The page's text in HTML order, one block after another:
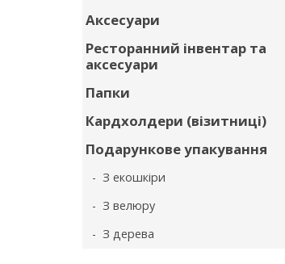
Аксесуари
Ресторанний інвентар та
аксесуари
Папки
Кардхолдери (візитниці)
Подарункове упакування
- З екошкіри
- З велюру
- З дерева